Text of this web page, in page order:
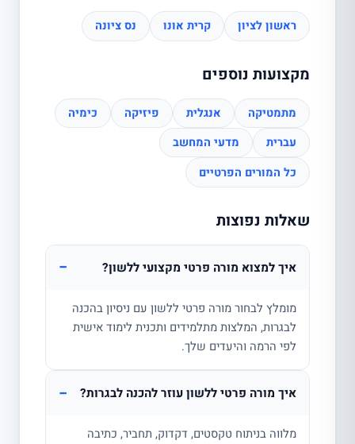
ראשון לציון קרית אונו נס ציונה
מקצועות נוספים
מתמטיקה אנגלית פיזיקה
כימיה
עברית
מדעי המחשב
כל המורים הפרטיים
שאלות נפוצות
איך למצוא מורה פרטי מקצועי ללשון? −
מומלץ לבחור מורה פרטי ללשון עם ניסיון בהכנה
לבגרות, המלצות מתלמידים ותכנית לימוד אישית
לפי הרמה והיעדים שלך.
איך מורה פרטי ללשון עוזר להכנה לבגרות? −
מלווה בניתוח טקסטים, דקדוק, תחביר, כתיבה